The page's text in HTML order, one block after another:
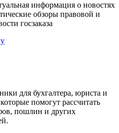
информация о новостях
обзоры правовой и
госзаказа
для бухгалтера, юриста и
помогут рассчитать
пошлин и других